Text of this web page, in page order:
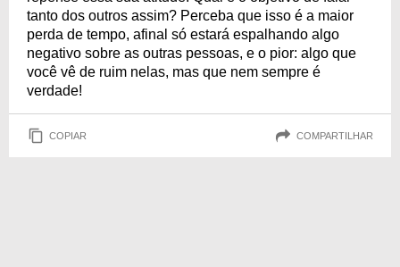
tanto dos outros assim? Perceba que isso é a maior
perda de tempo, afinal só estará espalhando algo
negativo sobre as outras pessoas, e o pior: algo que
você vê de ruim nelas, mas que nem sempre é
verdade!
COPIAR COMPARTILHAR